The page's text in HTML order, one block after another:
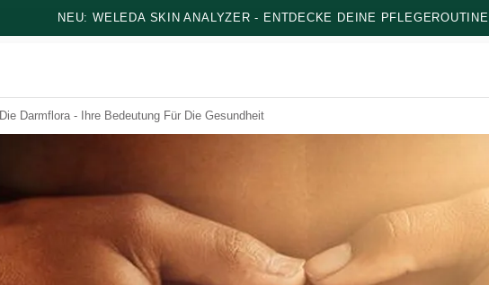
NEU: WELEDA SKIN ANALYZER - ENTDECKE DEINE PFLEGEROUTINE
Die Darmflora - Ihre Bedeutung Für Die Gesundheit